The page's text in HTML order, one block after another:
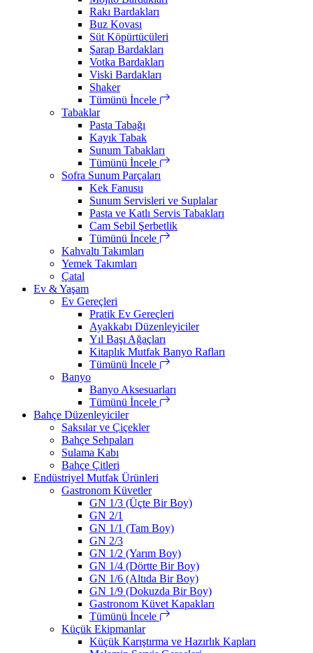
Rakı Bardakları
Buz Kovası
Süt Köpürtücüleri
Şarap Bardakları
Votka Bardakları
Viski Bardakları
Shaker
Tümünü İncele
Tabaklar
Pasta Tabağı
Kayık Tabak
Sunum Tabakları
Tümünü İncele
Sofra Sunum Parçaları
Kek Fanusu
Sunum Servisleri ve Suplalar
Pasta ve Katlı Servis Tabakları
Cam Sebil Şerbetlik
Tümünü İncele
Kahvaltı Takımları
Yemek Takımları
Çatal
Ev & Yaşam
Ev Gereçleri
Pratik Ev Gereçleri
Ayakkabı Düzenleyiciler
Yıl Başı Ağaçları
Kitaplık Mutfak Banyo Rafları
Tümünü İncele
Banyo
Banyo Aksesuarları
Tümünü İncele
Bahçe Düzenleyiciler
Saksılar ve Çiçekler
Bahçe Sehpaları
Sulama Kabı
Bahçe Çitleri
Endüstriyel Mutfak Ürünleri
Gastronom Küvetler
GN 1/3 (Üçte Bir Boy)
GN 2/1
GN 1/1 (Tam Boy)
GN 2/3
GN 1/2 (Yarım Boy)
GN 1/4 (Dörtte Bir Boy)
GN 1/6 (Altıda Bir Boy)
GN 1/9 (Dokuzda Bir Boy)
Gastronom Küvet Kapakları
Tümünü İncele
Küçük Ekipmanlar
Küçük Karıştırma ve Hazırlık Kapları